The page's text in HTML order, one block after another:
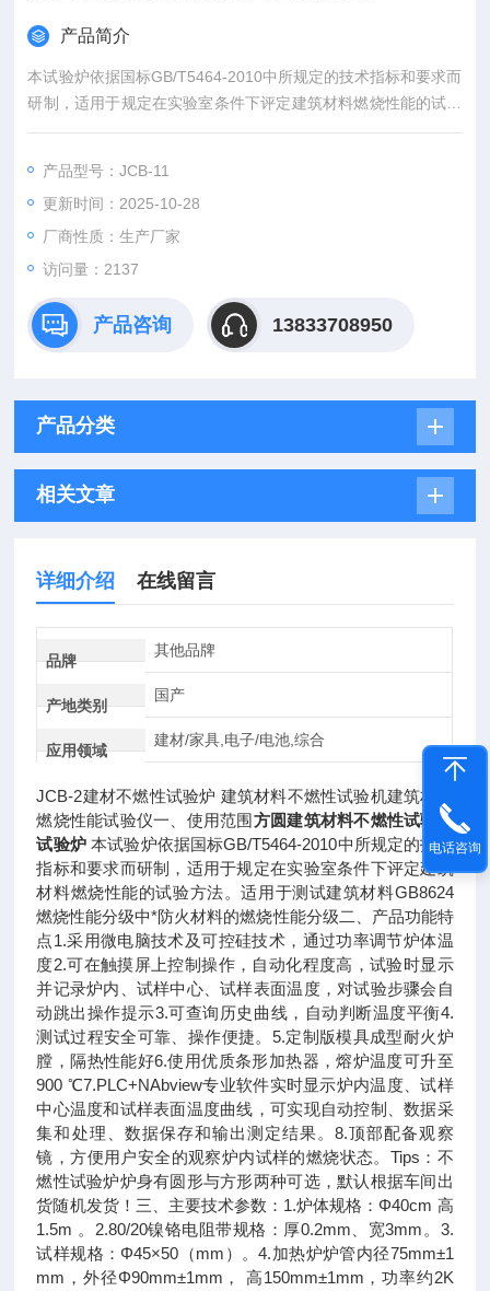
产品简介
本试验炉依据国标GB/T5464-2010中所规定的技术指标和要求而
研制，适用于规定在实验室条件下评定建筑材料燃烧性能的试验
方法。适用于测试建筑材料GB8624燃烧性能分级中*防火材料的
二、产品功能特点
方圆建筑材料不燃性试验机试验炉
产品型号：JCB-11
更新时间：2025-10-28
厂商性质：生产厂家
访问量：2137
产品咨询 13833708950
产品分类
相关文章
详细介绍 在线留言
品牌
其他品牌
产地类别
国产
应用领域
建材/家具,电子/电池,综合
JCB-2建材不燃性试验炉 建筑材料不燃性试验机建筑材料
燃烧性能试验仪一、使用范围方圆建筑材料不燃性试验机
试验炉本试验炉依据国标GB/T5464-2010中所规定的技术
指标和要求而研制，适用于规定在实验室条件下评定建筑
材料燃烧性能的试验方法。适用于测试建筑材料GB8624
燃烧性能分级中*防火材料的燃烧性能分级二、产品功能特
点1.采用微电脑技术及可控硅技术，通过功率调节炉体温
度2.可在触摸屏上控制操作，自动化程度高，试验时显示
并记录炉内、试样中心、试样表面温度，对试验步骤会自
动跳出操作提示3.可查询历史曲线，自动判断温度平衡4.
测试过程安全可靠、操作便捷。5.定制版模具成型耐火炉
膛，隔热性能好6.使用优质条形加热器，熔炉温度可升至
900 ℃7.PLC+NAbview专业软件实时显示炉内温度、试样
中心温度和试样表面温度曲线，可实现自动控制、数据采
集和处理、数据保存和输出测定结果。8.顶部配备观察
镜，方便用户安全的观察炉内试样的燃烧状态。Tips：不
燃性试验炉炉身有圆形与方形两种可选，默认根据车间出
货随机发货！三、主要技术参数：1.炉体规格：Φ40cm 高
1.5m 。2.80/20镍铬电阻带规格：厚0.2mm、宽3mm。3.
试样规格：Φ45×50（mm）。4.加热炉炉管内径75mm±1
mm，外径Φ90mm±1mm， 高150mm±1mm，功率约2K
电话咨询